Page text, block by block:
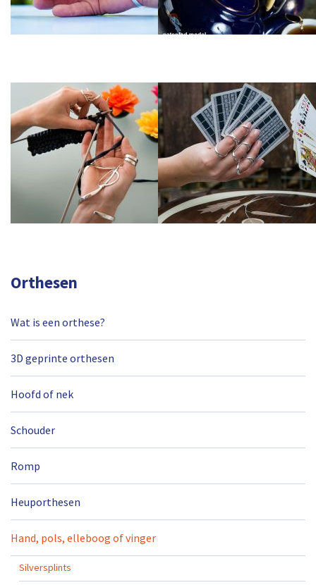
Orthesen
Wat is een orthese?
3D geprinte orthesen
Hoofd of nek
Schouder
Romp
Heuporthesen
Hand, pols, elleboog of vinger
Silversplints